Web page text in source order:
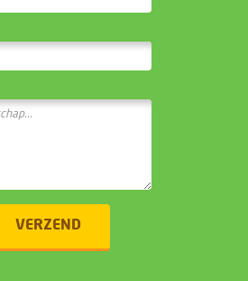
VERZEND